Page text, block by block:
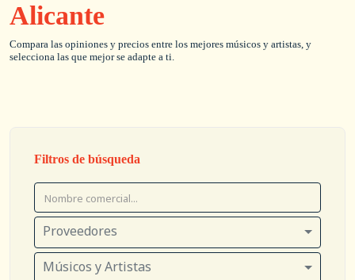
Alicante
Compara las opiniones y precios entre los mejores músicos y artistas, y
selecciona las que mejor se adapte a ti.
Filtros de búsqueda
Proveedores
Músicos y Artistas